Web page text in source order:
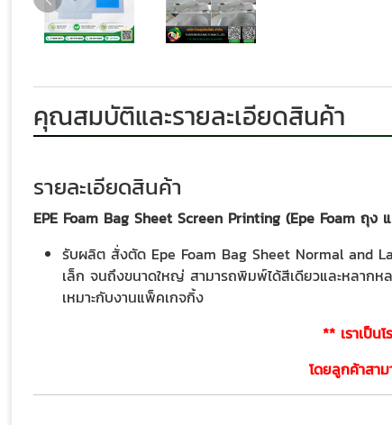
คุณสมบัติและรายละเอียดสินค้า
รายละเอียดสินค้า
EPE Foam Bag Sheet Screen Printing (Epe Foam ถุง
รับผลิต สั่งตัด Epe Foam Bag Sheet Normal and
เล็ก จนถึงขนาดใหญ่ สามารถพิมพ์ได้สีเดียวและหลากห
เหมาะกับงานแพ็คเกจกิ้ง
** เราเป็น
โดยลูกค้าสา